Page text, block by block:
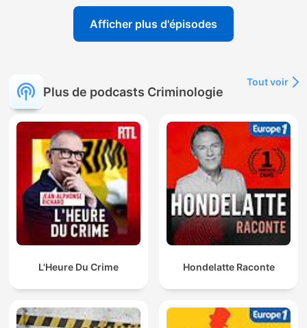
Afficher plus d'épisodes
Plus de podcasts Criminologie
Tout voir
L'Heure Du Crime Hondelatte Raconte